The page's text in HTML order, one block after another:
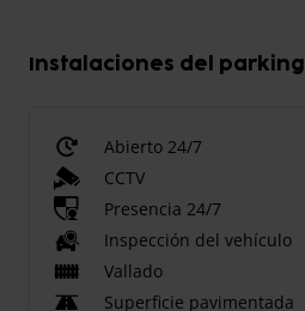
Instalaciones del parking
Abierto 24/7
CCTV
Presencia 24/7
Inspección del vehículo
Vallado
Superficie pavimentada